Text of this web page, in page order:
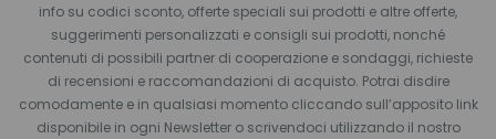
info su codici sconto, offerte speciali sui prodotti e altre offerte,
suggerimenti personalizzati e consigli sui prodotti, nonché
contenuti di possibili partner di cooperazione e sondaggi, richieste
di recensioni e raccomandazioni di acquisto. Potrai disdire
comodamente e in qualsiasi momento cliccando sull’apposito link
disponibile in ogni Newsletter o scrivendoci utilizzando il nostro